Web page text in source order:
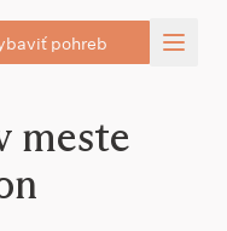
pohreb
meste